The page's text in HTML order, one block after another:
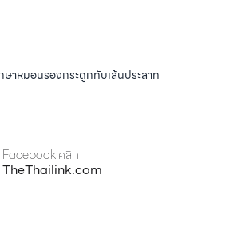
าหมอนรองกระดูกทับเส้นประสาท
Facebook คลิก
TheThailink.com